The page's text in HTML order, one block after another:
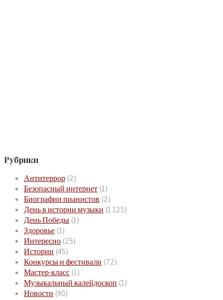
Рубрики
Антитеррор (2)
Безопасный интернет (1)
Биографии пианистов (2)
День в истории музыки (1 125)
День Победы (1)
Здоровье (1)
Интересно (25)
Истории (45)
Конкурсы и фестивали (72)
Мастер-класс (1)
Музыкальный калейдоскоп (1)
Новости (90)